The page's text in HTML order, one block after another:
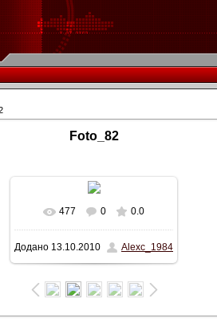
Foto_82
У реальному розмірі
645x344/ 37.9Kb
477 0 0.0
Додано 13.10.2010 Alexc_1984